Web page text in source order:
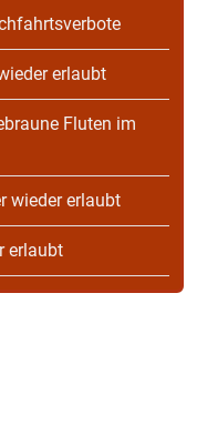
erlaubt
Fluten im
wieder erlaubt
erlaubt